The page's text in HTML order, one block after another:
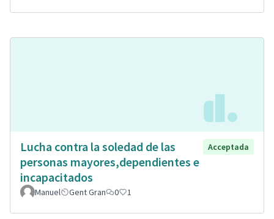
Lucha contra la soledad de las
personas mayores,dependientes e
incapacitados
Acceptada
Manuel Gent Gran 0 1